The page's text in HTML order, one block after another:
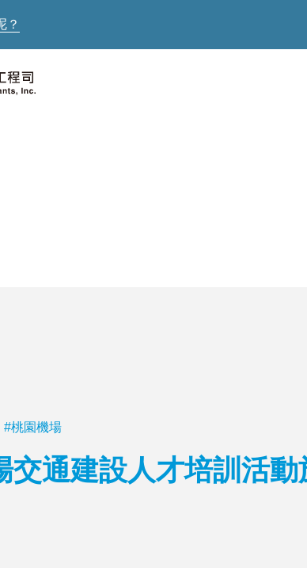
？
證中
桃園機場
交通建設人才培訓活